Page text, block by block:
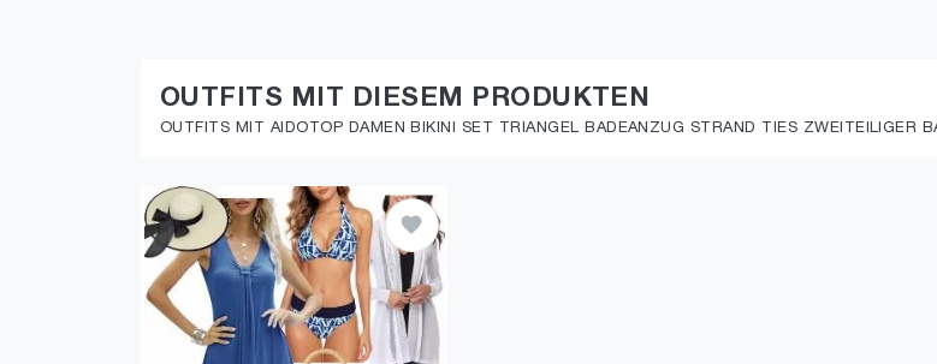
OUTFITS MIT DIESEM PRODUKTEN
OUTFITS MIT AIDOTOP DAMEN BIKINI SET TRIANGEL BADEANZUG STRAND TIES ZWEITEILIGER